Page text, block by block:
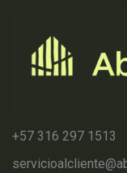
+57 316 297 1513